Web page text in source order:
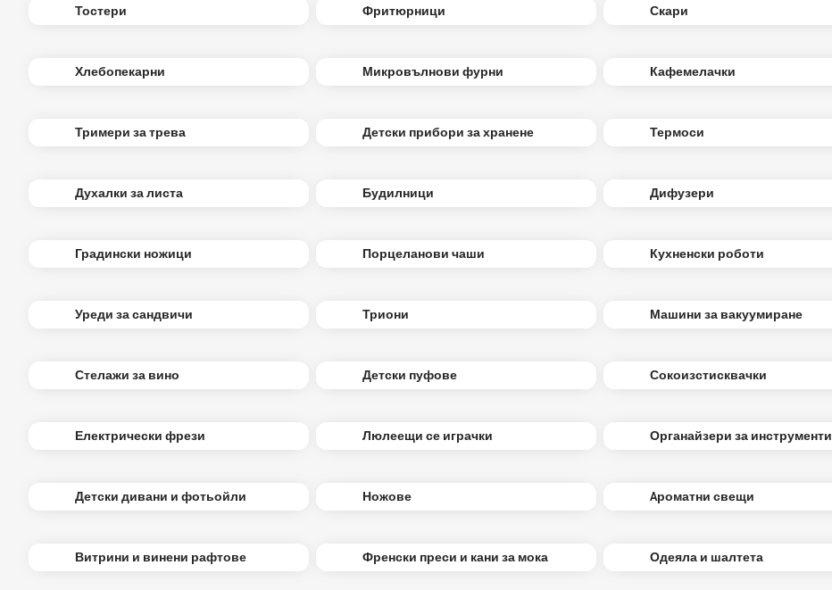
Тостери Фритюрници Скари
Хлебопекарни Микровълнови фурни Кафемелачки
Тримери за трева Детски прибори за хранене Термоси
Духалки за листа Будилници Дифузери
Градински ножици Порцеланови чаши Кухненски роботи
Уреди за сандвичи Триони Машини за вакуумиране
Стелажи за вино Детски пуфове Сокоизстисквачки
Електрически фрези Люлеещи се играчки Органайзери за инструменти
Детски дивани и фотьойли Ножове Aроматни свещи
Витрини и винени рафтове Френски преси и кани за мока Одеяла и шалтета